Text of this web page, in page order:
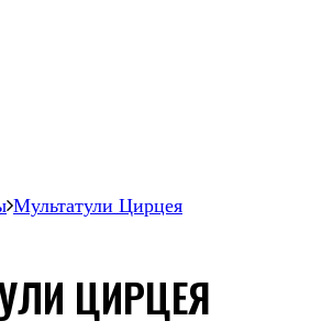
Мультатули Цирцея
ЦИРЦЕЯ